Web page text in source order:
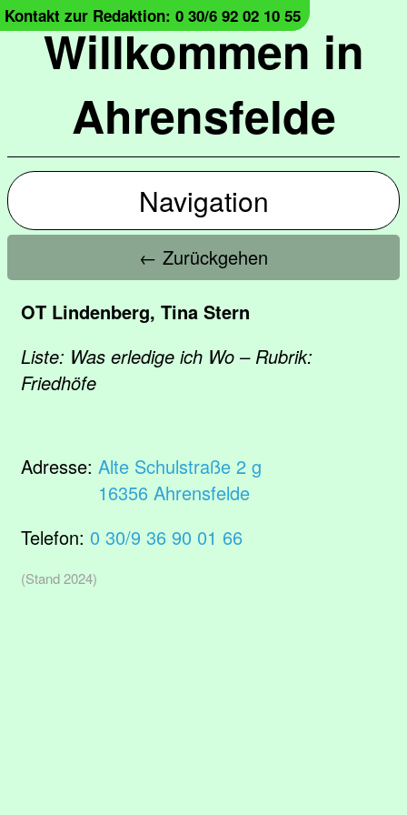
Willkommen in
Ahrensfelde
Kontakt zur Redaktion: 0 30/6 92 02 10 55
Navigation
← Zurückgehen
OT Lindenberg, Tina Stern
Liste: Was erledige ich Wo – Rubrik:
Friedhöfe
Adresse: Alte Schulstraße 2 g
16356 Ahrensfelde
Telefon: 0 30/9 36 90 01 66
(Stand 2024)